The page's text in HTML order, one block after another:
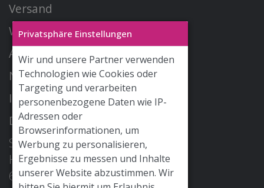
Privatsphäre Einstellungen
Wir und unsere Partner verwenden
Technologien wie Cookies oder
Targeting und verarbeiten
personenbezogene Daten wie IP-
Adressen oder
Browserinformationen, um
Werbung zu personalisieren,
Ergebnisse zu messen und Inhalte
unserer Website abzustimmen. Wir
Versand
Widerrufsrecht
AGB
Newsletter
Impressum
Datenschutz
STOFF & LIEBE GmbH
Hohe Str. 2
68526 Ladenburg